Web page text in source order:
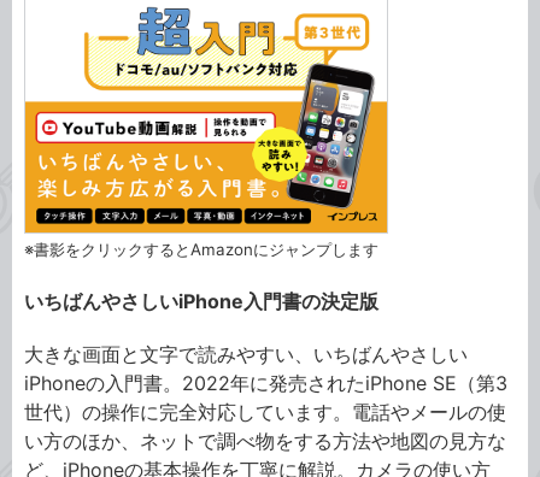
※書影をクリックするとAmazonにジャンプします
いちばんやさしいiPhone入門書の決定版
大きな画面と文字で読みやすい、いちばんやさしい
iPhoneの入門書。2022年に発売されたiPhone SE（第3
世代）の操作に完全対応しています。電話やメールの使
い方のほか、ネットで調べ物をする方法や地図の見方な
ど、iPhoneの基本操作を丁寧に解説。カメラの使い方